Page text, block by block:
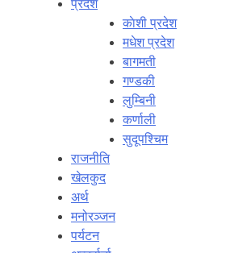
प्रदेश
काेशी प्रदेश
मधेश प्रदेश
बागमती
गण्डकी
लुम्बिनी
कर्णाली
सुदूपश्‍चिम
राजनीति
खेलकुद
अर्थ
मनोरञ्‍जन
पर्यटन